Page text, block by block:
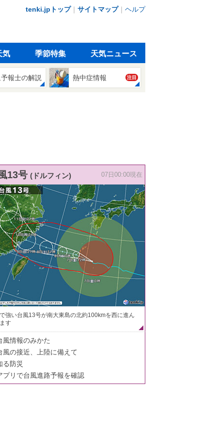
tenki.jpトップ｜ サイトマップ｜ ヘルプ
気 季節特集 天気ニュース
報士の解説 熱中症情報 注目
13号 (ドルフィン) 07日00:00現在
強い台風13号が南大東島の北約100kmを西に進ん
す
風情報のみかた
風の接近、上陸に備えて
る防災
プリで台風進路予報を確認